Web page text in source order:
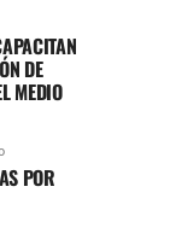
DE
MEDIO
POR